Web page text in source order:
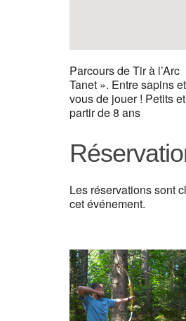
Parcours de Tir à
Tanet ». Entre sapins
vous de jouer ! Petits
partir de 8 ans
Les réservations sont
cet événement.